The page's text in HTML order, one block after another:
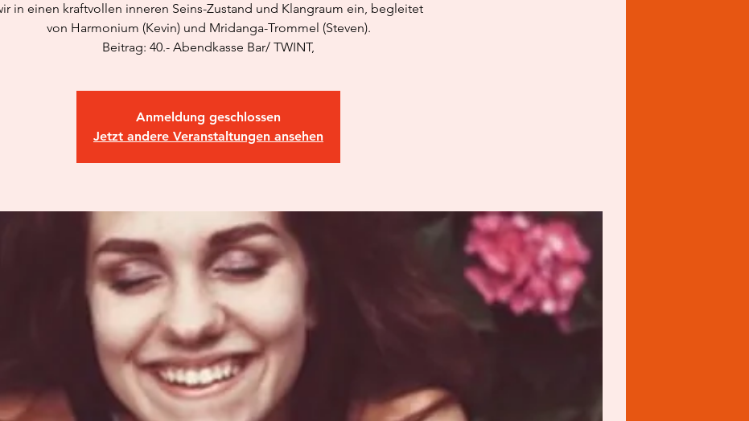
in einen kraftvollen inneren Seins-Zustand und Klangraum ein, begleitet
von Harmonium (Kevin) und Mridanga-Trommel (Steven).
Beitrag: 40.- Abendkasse Bar/ TWINT,
Anmeldung geschlossen
Jetzt andere Veranstaltungen ansehen